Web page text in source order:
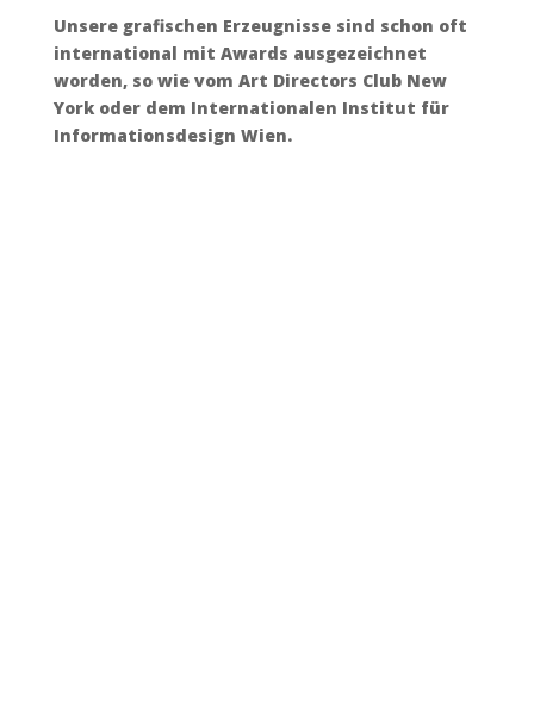
Unsere grafischen Erzeugnisse sind schon oft
international mit Awards ausgezeichnet
worden, so wie vom Art Directors Club New
York oder dem Internationalen Institut für
Informationsdesign Wien.